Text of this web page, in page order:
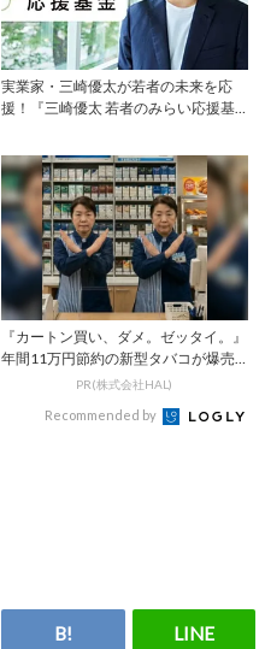
実業家・三崎優太が若者の未来を応
援！『三崎優太 若者のみらい応援基
『カートン買い、ダメ。ゼッタイ。』
年間11万円節約の新型タバコが爆売
PR(株式会社HAL)
Recommended by